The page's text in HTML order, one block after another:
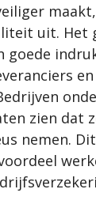
uit. Het
goede
zien dat
nemen.